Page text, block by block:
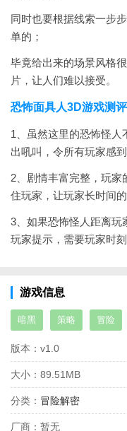
同时也要根据线索一步
单的；
毕竟给出来的场景风格
片，让人们难以接受。
恐怖面具人3D游戏测评
1、虽然这里的恐怖怪
出吼叫，令所有玩家感到
2、剧情丰富完整，玩家
住玩家，让玩家长时间的
3、如果恐怖怪人距离玩
玩家提示，需要玩家时刻
游戏信息
暗黑 策略 冒险
版本： v1.0
大小： 89.51MB
分类： 冒险解密
厂商： 暂无